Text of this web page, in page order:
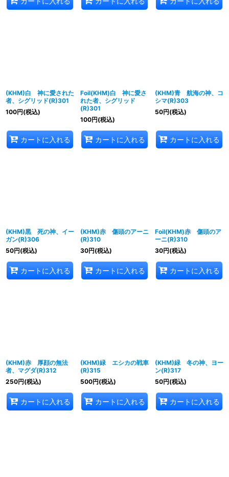
(KHM)白 神に愛された
者、シグリッド(R)301
100円(税込)
カートに入れる
Foil(KHM)白 神に愛さ
れた者、シグリッド
(R)301
100円(税込)
カートに入れる
(KHM)青 航海の神、コ
シマ(R)303
50円(税込)
カートに入れる
(KHM)黒 死の神、イー
ガン(R)306
50円(税込)
カートに入れる
(KHM)赤 傷頭のアーニ
(R)310
30円(税込)
カートに入れる
Foil(KHM)赤 傷頭のア
ーニ(R)310
30円(税込)
カートに入れる
(KHM)赤 厚顔の無法
者、マグダ(R)312
250円(税込)
カートに入れる
(KHM)緑 エシカの戦車
(R)315
500円(税込)
カートに入れる
(KHM)緑 冬の神、ヨー
ン(R)317
50円(税込)
カートに入れる